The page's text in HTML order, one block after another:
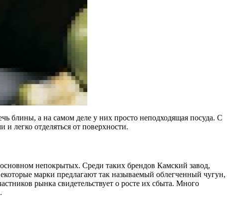
блины, а на самом деле у них просто неподходящая посуда. С
легко отделяться от поверхности.
непокрытых. Среди таких брендов Камский завод,
марки предлагают так называемый облегченный чугун,
рынка свидетельствует о росте их сбыта. Много